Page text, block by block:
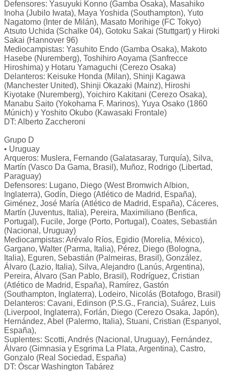
Defensores: Yasuyuki Konno (Gamba Osaka), Masahiko
Inoha (Jubilo Iwata), Maya Yoshida (Southampton), Yuto
Nagatomo (Inter de Milán), Masato Morihige (FC Tokyo)
Atsuto Uchida (Schalke 04), Gotoku Sakai (Stuttgart) y Hiroki
Sakai (Hannover 96)
Mediocampistas: Yasuhito Endo (Gamba Osaka), Makoto
Hasebe (Nuremberg), Toshihiro Aoyama (Sanfrecce
Hiroshima) y Hotaru Yamaguchi (Cerezo Osaka)
Delanteros: Keisuke Honda (Milan), Shinji Kagawa
(Manchester United), Shinji Okazaki (Mainz), Hiroshi
Kiyotake (Nuremberg), Yoichiro Kakitani (Cerezo Osaka),
Manabu Saito (Yokohama F. Marinos), Yuya Osako (1860
Múnich) y Yoshito Okubo (Kawasaki Frontale)
DT: Alberto Zaccheroni
Grupo D
• Uruguay
Arqueros: Muslera, Fernando (Galatasaray, Turquía), Silva,
Martín (Vasco Da Gama, Brasil), Muñoz, Rodrigo (Libertad,
Paraguay)
Defensores: Lugano, Diego (West Bromwich Albion,
Inglaterra), Godín, Diego (Atlético de Madrid, España),
Giménez, José María (Atlético de Madrid, España), Cáceres,
Martín (Juventus, Italia), Pereira, Maximiliano (Benfica,
Portugal), Fucile, Jorge (Porto, Portugal), Coates, Sebastián
(Nacional, Uruguay)
Mediocampistas: Arévalo Ríos, Egidio (Morelia, México),
Gargano, Walter (Parma, Italia), Pérez, Diego (Bologna,
Italia), Eguren, Sebastián (Palmeiras, Brasil), González,
Álvaro (Lazio, Italia), Silva, Alejandro (Lanús, Argentina),
Pereira, Álvaro (San Pablo, Brasil), Rodríguez, Cristian
(Atlético de Madrid, España), Ramírez, Gastón
(Southampton, Inglaterra), Lodeiro, Nicolás (Botafogo, Brasil)
Delanteros: Cavani, Edinson (P.S.G., Francia), Suárez, Luis
(Liverpool, Inglaterra), Forlán, Diego (Cerezo Osaka, Japón),
Hernández, Abel (Palermo, Italia), Stuani, Cristian (Espanyol,
España),
Suplentes: Scotti, Andrés (Nacional, Uruguay), Fernández,
Álvaro (Gimnasia y Esgrima La Plata, Argentina), Castro,
Gonzalo (Real Sociedad, España)
DT: Óscar Washington Tabárez